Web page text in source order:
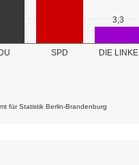
SPD DIE LINKE
3,3
für Statistik Berlin-Brandenburg